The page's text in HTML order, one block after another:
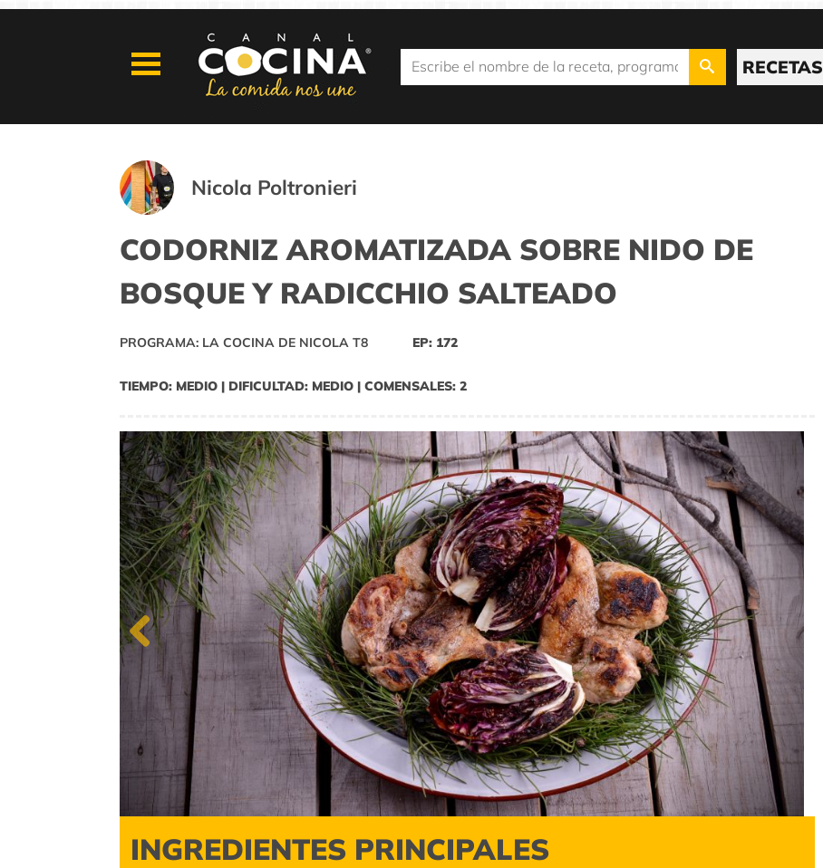
RECETAS
Nicola Poltronieri
CODORNIZ AROMATIZADA SOBRE NIDO DE
BOSQUE Y RADICCHIO SALTEADO
PROGRAMA: LA COCINA DE NICOLA T8 EP: 172
TIEMPO: MEDIO | DIFICULTAD: MEDIO | COMENSALES: 2
Previous
INGREDIENTES PRINCIPALES